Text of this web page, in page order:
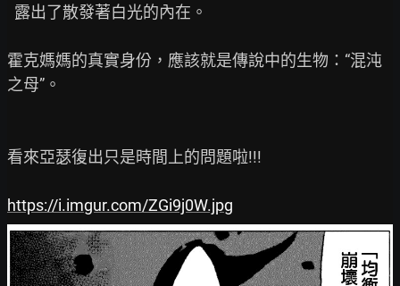
霍克媽媽的真實身份，應該就是傳說中的生物：“混沌
之母”。
看來亞瑟復出只是時間上的問題啦!!!
https://i.imgur.com/ZGi9j0W.jpg